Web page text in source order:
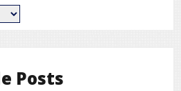
Posts